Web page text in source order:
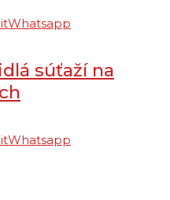
Whatsapp
súťaží na
Whatsapp